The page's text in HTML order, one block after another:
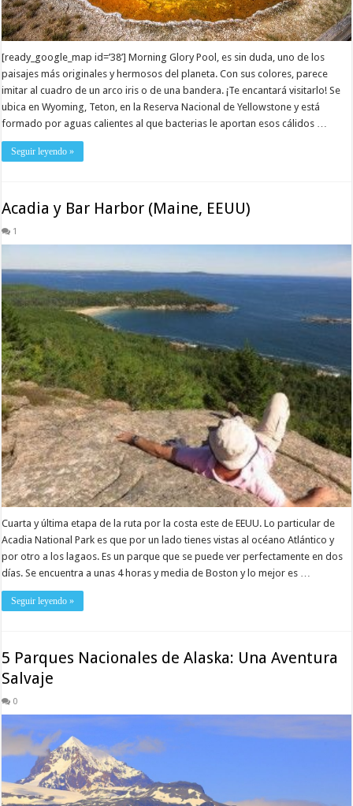
[ready_google_map id=’38’] Morning Glory Pool, es sin duda, uno de los
paisajes más originales y hermosos del planeta. Con sus colores, parece
imitar al cuadro de un arco iris o de una bandera. ¡Te encantará visitarlo! Se
ubica en Wyoming, Teton, en la Reserva Nacional de Yellowstone y está
formado por aguas calientes al que bacterias le aportan esos cálidos …
Seguir leyendo »
Acadia y Bar Harbor (Maine, EEUU)
1
Cuarta y última etapa de la ruta por la costa este de EEUU. Lo particular de
Acadia National Park es que por un lado tienes vistas al océano Atlántico y
por otro a los lagaos. Es un parque que se puede ver perfectamente en dos
días. Se encuentra a unas 4 horas y media de Boston y lo mejor es …
Seguir leyendo »
5 Parques Nacionales de Alaska: Una Aventura
Salvaje
0